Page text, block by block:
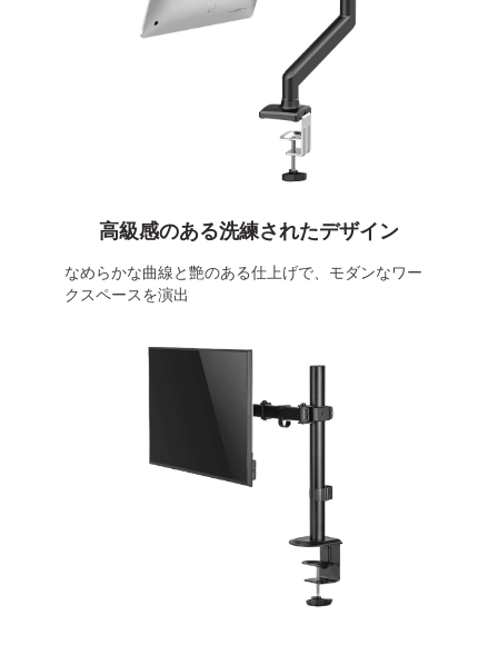
高級感のある洗練されたデザイン
なめらかな曲線と艶のある仕上げで、モダンなワー
クスペースを演出